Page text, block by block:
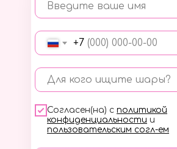
Введите ваше имя
+7
Для кого ищите шары?
Согласен(на) с политикой
конфиденциальности и
пользовательским согл-ем